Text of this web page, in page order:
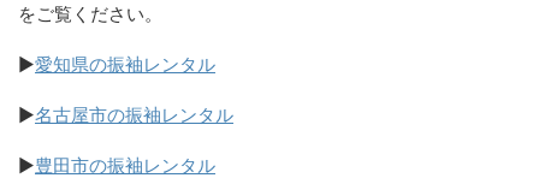
をご覧ください。
▶愛知県の振袖レンタル
▶名古屋市の振袖レンタル
▶豊田市の振袖レンタル